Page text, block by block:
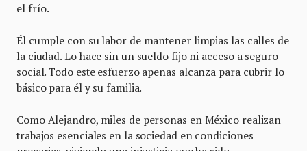
el frío.
Él cumple con su labor de mantener limpias las calles de
la ciudad. Lo hace sin un sueldo fijo ni acceso a seguro
social. Todo este esfuerzo apenas alcanza para cubrir lo
básico para él y su familia.
Como Alejandro, miles de personas en México realizan
trabajos esenciales en la sociedad en condiciones